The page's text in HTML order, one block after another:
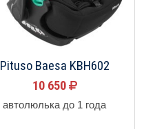
Pituso Baesa KBH602
10 650
автолюлька до 1 года